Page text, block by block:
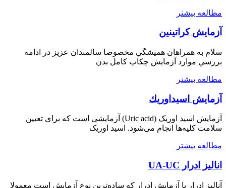
مطالعه بيشتر
آزمايش كراتينين
سلام به همراهان هميشگي مخصوصا سالمندان عزيز در ادامه
بررسي موارد آزمايش چكاپ كامل بدن
مطالعه بيشتر
آزمايش اسيداوريك
آزمایش اسید اوریک (Uric acid) آزمایشی است که برای تعیین
سلامت کلیه‌ها انجام می‌شود. اسید اوریک
مطالعه بيشتر
انالیز ادرار UA-UC
آنالیز ادرار یا آزمایش ادرار که ساده‌ترین نوع آزمایش است معمولا